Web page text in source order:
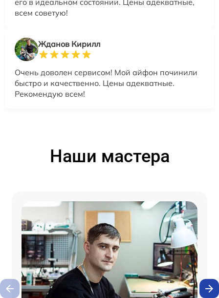
его в идеальном состоянии. Цены адекватные,
всем советую!
Жданов Кирилл
Очень доволен сервисом! Мой айфон починили
быстро и качественно. Цены адекватные.
Рекомендую всем!
Наши мастера